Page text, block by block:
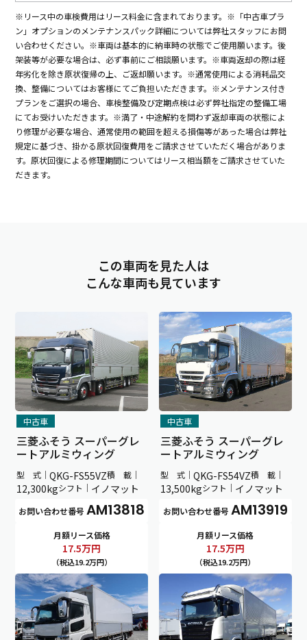
※リース中の車検費用はリース料金に含まれております。※「中古車プラ
ン」オプションのメンテナンスパック詳細については弊社スタッフにお問
い合わせください。※車両は基本的に納車時の状態でご使用願います。後
架装等が必要な場合は、必ず事前にご相談願います。※車両返却の際は経
年劣化を除き原状復帰の上、ご返却願います。※通常使用による消耗品交
換、整備についてはお客様にてご負担いただきます。※メンテナンス付き
プランをご選択の場合、車検整備及び定期点検は必ず弊社指定の整備工場
にてお受けいただきます。※満了・中途解約を問わず返却車両の状態によ
り修理が必要な場合、通常使用の範囲を超える損傷等があった場合は弊社
規定に基づき、掛かる原状回復費用をご請求させていただく場合がありま
す。原状回復による修理期間についてはリース相当額をご請求させていた
だきます。
この車両を見た人は
こんな車両も見ています
中古車
三菱ふそう スーパーグレ
ートアルミウィング
型 式｜QKG-FS55VZ積 載｜
12,300kgシフト｜ イノマット
お問い合わせ番号 AM13818
月額リース価格
17.5万円
（税込19.2万円）
中古車
三菱ふそう スーパーグレ
ートアルミウィング
型 式｜QKG-FS54VZ積 載｜
13,500kgシフト｜ イノマット
お問い合わせ番号 AM13919
月額リース価格
17.5万円
（税込19.2万円）